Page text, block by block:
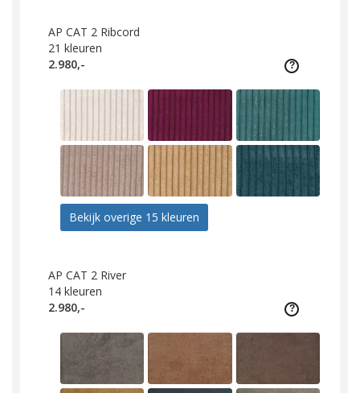
AP CAT 2 Ribcord
21 kleuren
2.980,-
Bekijk overige 15 kleuren
AP CAT 2 River
14 kleuren
2.980,-